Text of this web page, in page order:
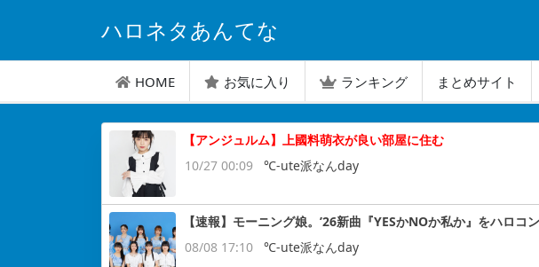
ハロネタあんてな
HOME お気に入り ランキング まとめサイト
【アンジュルム】上國料萌衣が良い部屋に住む
10/27 00:09
℃-ute派なんday
【速報】モーニング娘。’26新曲『YESかNOか私か』を
08/08 17:10
℃-ute派なんday